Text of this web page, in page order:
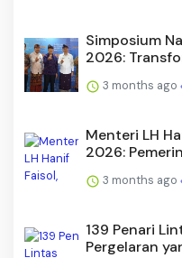
Simposium
2026:
3 months ago
Menteri LH
2026:
3 months ago
139 Penari
Pergelaran